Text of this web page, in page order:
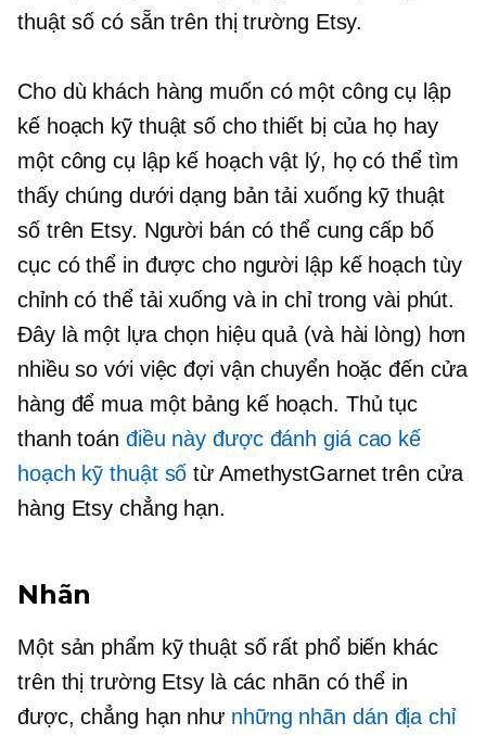
thuật số có sẵn trên thị trường Etsy.
Cho dù khách hàng muốn có một công cụ lập
kế hoạch kỹ thuật số cho thiết bị của họ hay
một công cụ lập kế hoạch vật lý, họ có thể tìm
thấy chúng dưới dạng bản tải xuống kỹ thuật
số trên Etsy. Người bán có thể cung cấp bố
cục có thể in được cho người lập kế hoạch tùy
chỉnh có thể tải xuống và in chỉ trong vài phút.
Đây là một lựa chọn hiệu quả (và hài lòng) hơn
nhiều so với việc đợi vận chuyển hoặc đến cửa
hàng để mua một bảng kế hoạch. Thủ tục
thanh toán điều nàyđược đánh giá cao kế
hoạch kỹ thuật số từ AmethystGarnet trên cửa
hàng Etsy chẳng hạn.
Nhãn
Một sản phẩm kỹ thuật số rất phổ biến khác
trên thị trường Etsy là các nhãn có thể in
được, chẳng hạn như những nhãn dán địa chỉ